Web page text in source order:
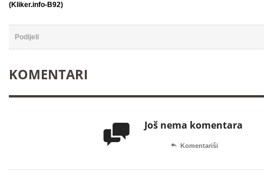
(Kliker.info-B92)
Podijeli
KOMENTARI
 Još nema komentara
 Komentariši